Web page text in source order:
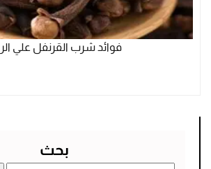
فوائد شرب القرنفل علي
بحث